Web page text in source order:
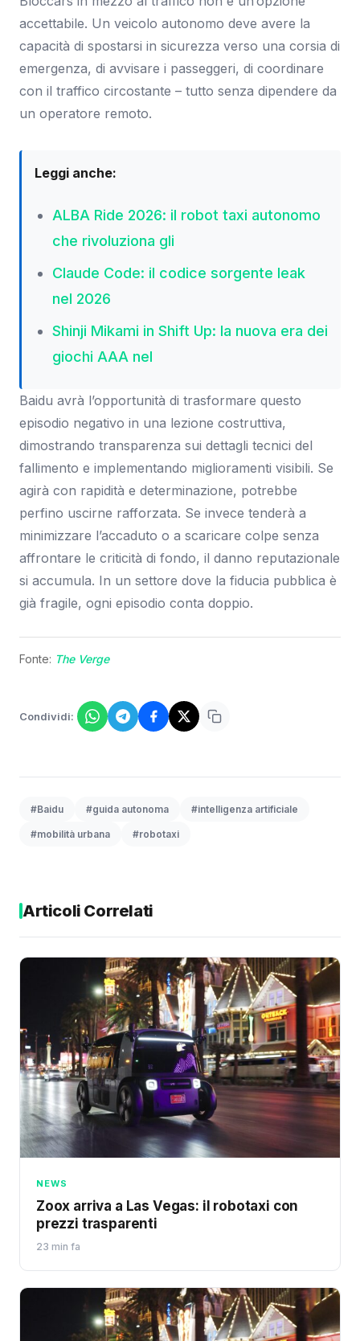
accettabile. Un veicolo autonomo deve avere la
capacità di spostarsi in sicurezza verso una corsia di
emergenza, di avvisare i passeggeri, di coordinare
con il traffico circostante – tutto senza dipendere da
un operatore remoto.
Leggi anche:
ALBA Ride 2026: il robot taxi autonomo
che rivoluziona gli
Claude Code: il codice sorgente leak
nel 2026
Shinji Mikami in Shift Up: la nuova era dei
giochi AAA nel
Baidu avrà l’opportunità di trasformare questo
episodio negativo in una lezione costruttiva,
dimostrando transparenza sui dettagli tecnici del
fallimento e implementando miglioramenti visibili. Se
agirà con rapidità e determinazione, potrebbe
perfino uscirne rafforzata. Se invece tenderà a
minimizzare l’accaduto o a scaricare colpe senza
affrontare le criticità di fondo, il danno reputazionale
si accumula. In un settore dove la fiducia pubblica è
già fragile, ogni episodio conta doppio.
Fonte: The Verge
Condividi:
#Baidu #guida autonoma #intelligenza artificiale
#mobilità urbana #robotaxi
Articoli Correlati
NEWS
Zoox arriva a Las Vegas: il robotaxi con
prezzi trasparenti
23 min fa